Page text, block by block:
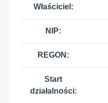
Właściciel:
NIP:
REGON:
Start
działalności: